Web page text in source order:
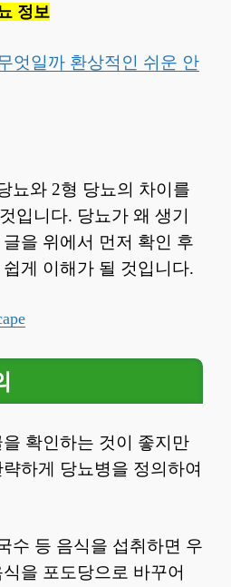
정보
엇일까 환상적인 쉬운 안
뇨와 2형 당뇨의 차이를
입니다. 당뇨가 왜 생기
을 위에서 먼저 확인 후
게 이해가 될 것입니다.
확인하는 것이 좋지만
하게 당뇨병을 정의하여
수 등 음식을 섭취하면 우
을 포도당으로 바꾸어